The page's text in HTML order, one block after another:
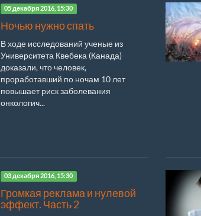
05 декабря 2016, 15:30
Ночью нужно спать
В ходе исследований ученые из
Университета Квебека (Канада)
доказали, что человек,
проработавший по ночам 10 лет
повышает риск заболевания
онкологич...
03 декабря 2016, 15:30
Громкая реклама и нулевой
эффект. Часть 2